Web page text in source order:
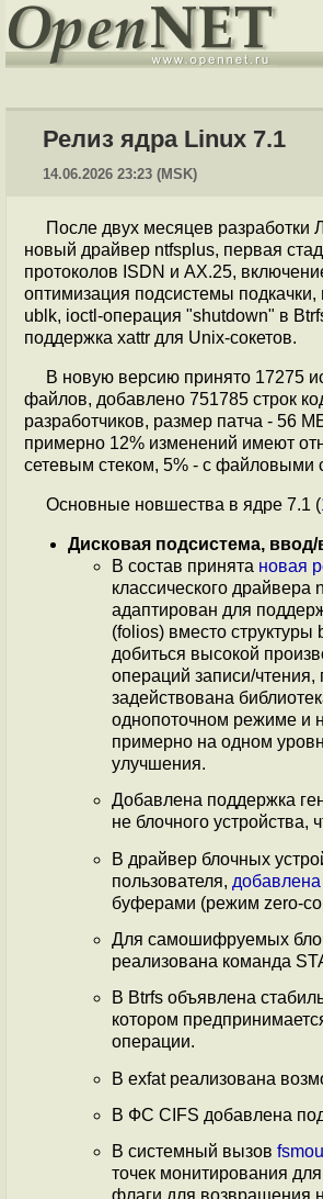
Релиз ядра Linux 7.1
14.06.2026 23:23 (MSK)
После двух месяцев разработки
новый драйвер ntfsplus, первая
протоколов ISDN и AX.25,
оптимизация подсистемы
ublk, ioctl-операция "shutdown" в
поддержка xattr для Unix-сокетов.
В новую версию принято 17275
файлов, добавлено 751785 строк
разработчиков, размер патча - 56
примерно 12% изменений имеют
сетевым стеком, 5% - с файловыми
Основные новшества в ядре 7.1 (
Дисковая подсистема,
В состав принята новая
классического
адаптирован для
(folios) вместо
добиться высокой
операций записи/
задействована
однопоточном режиме и
примерно на одном
улучшения.
Добавлена поддержка
не блочного устройства,
В драйвер блочных
пользователя, добавлена
буферами (режим zero-
Для самошифруемых
реализована команда
В Btrfs объявлена
котором
операции.
В exfat реализована
В ФС CIFS добавлена
В системный вызов
точек монитирования